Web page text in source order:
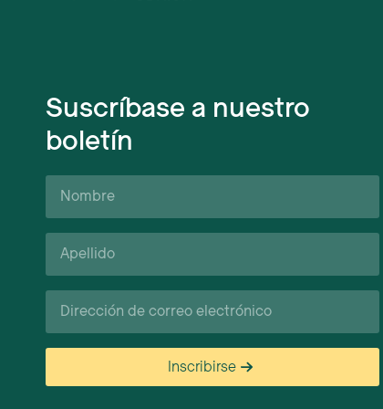
Suscríbase a nuestro
boletín
Nombre
Apellido*
Correo
electrónico
Inscribirse